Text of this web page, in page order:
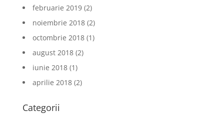
februarie 2019(2)
noiembrie 2018(2)
octombrie 2018(1)
august 2018(2)
iunie 2018(1)
aprilie 2018(2)
Categorii